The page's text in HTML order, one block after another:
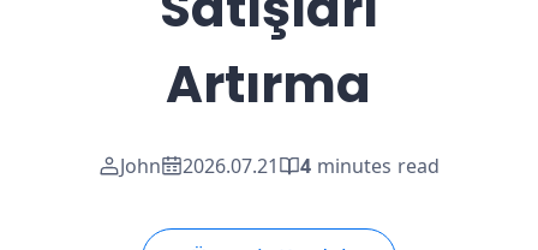
Artırma
John 2026.07.21 4 minutes read